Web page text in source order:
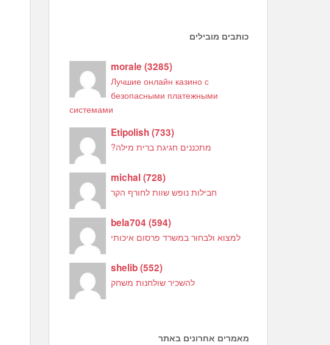
כותבים מובילים
morale(3285)
Лучшие онлайн казино с
безопасными платежными
системами
Etipolish(733)
מתכננים חגיגת ברית מילה?
michal(728)
חבילות נופש שוות לחורף הקר
bela704(594)
למצוא ולבחור במשרד פרסום איכותי
shelib(552)
להשכיר שולחנות משחק
מאמרים אחרונים באתר